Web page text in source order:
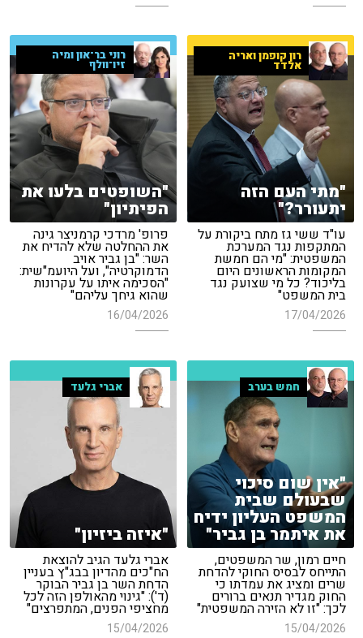
רון קופמן ואריה
אלדד
"מתי העם הזה
יתעורר?"
עו"ד ששי גז מתח ביקורת על
המתקפות נגד המערכת
המשפטית: "מי הם חמשת
המקומות הראשונים היום
בליכוד? כל מי שצועק נגד
בית המשפט"
17/04/2026
רוני בר־און ומיה
זיו־וולף
"השופטים בלעו את
הפיתיון"
פרופ' מרדכי קרמניצר גינה
את ההחלטה שלא להדיח את
השר: "בן גביר אויב
הדמוקרטיה", ועל היועמ"שית:
"הסכימה איתו על עקרונות
שהוא גיחך עליהם"
16/04/2026
חמש בערב
"אין שום סיכוי
שבעולם שבית
המשפט העליון ידיח
את איתמר בן גביר"
חיים רמון, שר המשפטים,
התייחס לבסיס החוקי להדחת
שרים ומציג את עמדתו כי
החוק מגדיר תנאים ברורים
לכך: "זו לא הזירה המשפטית"
15/04/2026
אברי גלעד
"איזה ביזיון"
אברי גלעד הגיב להוצאת
הח"כים מהדיון בבג"ץ בעניין
הדחת השר בן גביר הבוקר
(ד'): "גינוי מהאולפן הזה לכל
מחציפי הפנים, המתפרצים"
15/04/2026